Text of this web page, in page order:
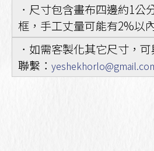
．尺寸包含畫布四邊約1公
框，手工丈量可能有2%以
．如需客製化其它尺寸，
聯繫：